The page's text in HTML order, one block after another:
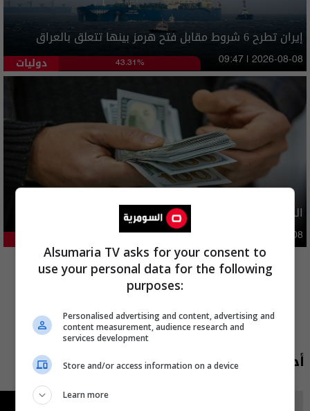
إيران تطرح 6 شروط مقابل فتح هرمز بينها تتعلق بالعراق
دوليات 43.31% 09:47 | 2026-08-08
الدولار ينخفض اليوم.. الأسعار مقاربة لـ 150 الفا
04:08 | 2026-08-08
المزيد
أحدث الحلقات
Alsumaria TV asks for your consent to
use your personal data for the following
purposes:
Personalised advertising and content, advertising and
content measurement, audience research and
services development
Store and/or access information on a device
Learn more